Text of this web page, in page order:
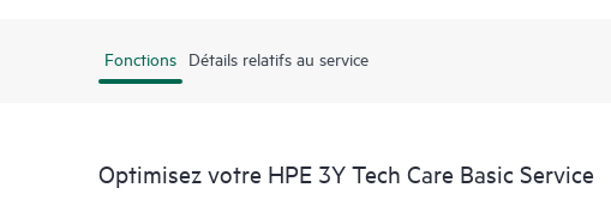
Fonctions Détails relatifs au service
Optimisez votre HPE 3Y Tech Care Basic Service